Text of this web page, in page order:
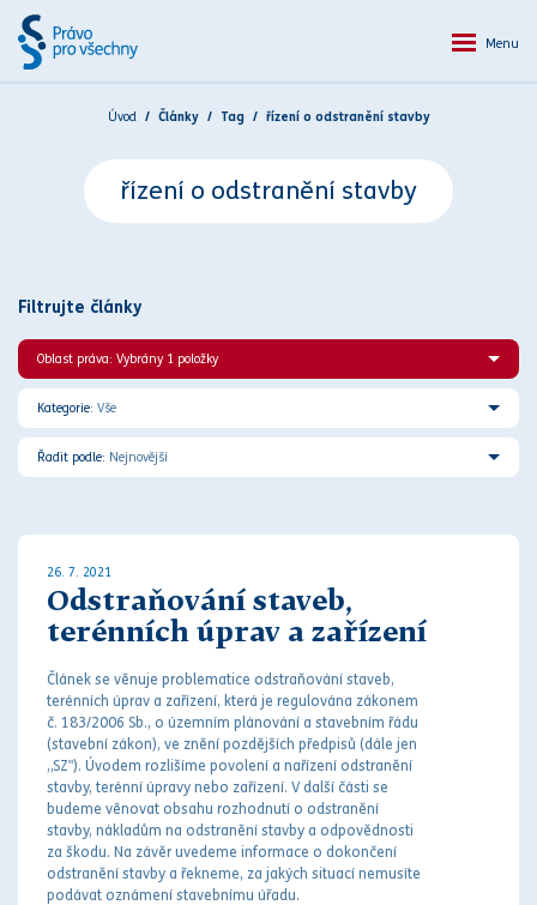
Menu
Úvod Články Tag řízení o odstranění stavby
řízení o odstranění stavby
Filtrujte články
Oblast práva: Vybrány 1 položky
Kategorie: Vše
Řadit podle: Nejnovější
26. 7. 2021
Odstraňování staveb,
terénních úprav a zařízení
Článek se věnuje problematice odstraňování staveb,
terénních úprav a zařízení, která je regulována zákonem
č. 183/2006 Sb., o územním plánování a stavebním řádu
(stavební zákon), ve znění pozdějších předpisů (dále jen
„SZ"). Úvodem rozlišíme povolení a nařízení odstranění
stavby, terénní úpravy nebo zařízení. V další části se
budeme věnovat obsahu rozhodnutí o odstranění
stavby, nákladům na odstranění stavby a odpovědnosti
za škodu. Na závěr uvedeme informace o dokončení
odstranění stavby a řekneme, za jakých situací nemusíte
podávat oznámení stavebnímu úřadu.